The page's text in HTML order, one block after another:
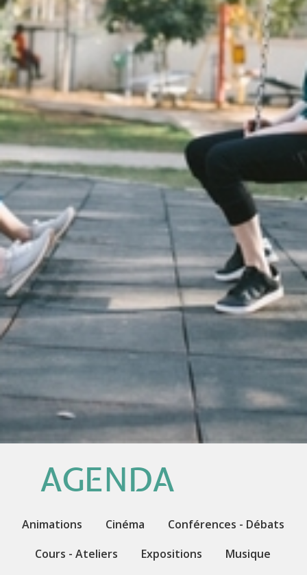
AGENDA
Animations Cinéma
Conférences - Débats
Cours - Ateliers
Expositions
Musique